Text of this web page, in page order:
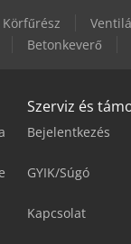
Körfűrész
Betonkeverő
Szerviz és
Bejelentkezés
GYIK/Súgó
Kapcsolat